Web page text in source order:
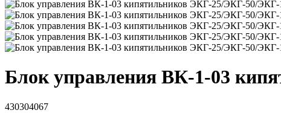
Блок управления ВК-1-03
430304067